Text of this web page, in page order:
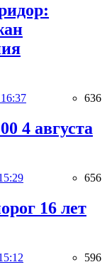
636
4 августа
656
16 лет
596